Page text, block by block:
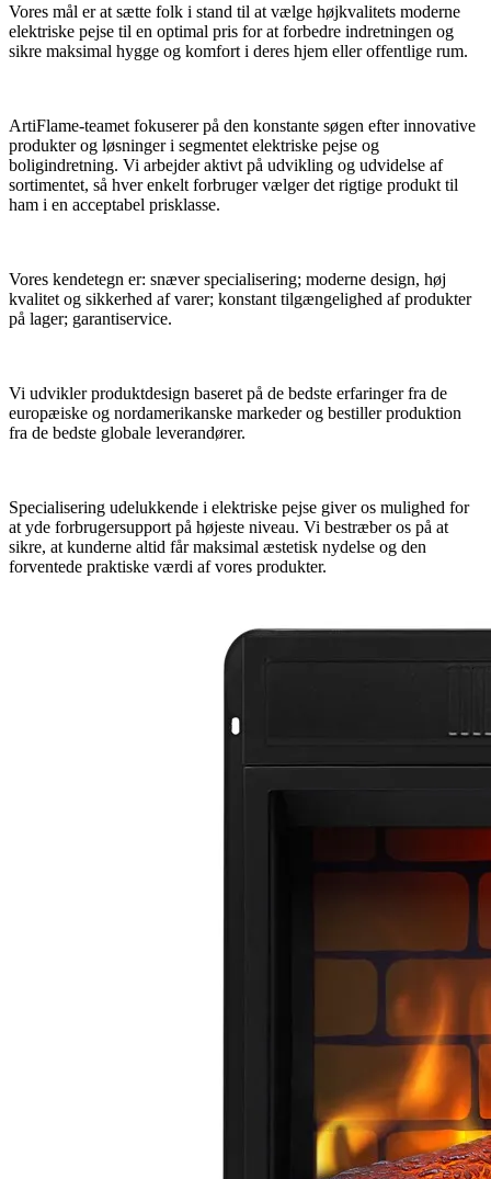
Vores mål er at sætte folk i stand til at vælge højkvalitets moderne
elektriske pejse til en optimal pris for at forbedre indretningen og
sikre maksimal hygge og komfort i deres hjem eller offentlige rum.
ArtiFlame-teamet fokuserer på den konstante søgen efter innovative
produkter og løsninger i segmentet elektriske pejse og
boligindretning. Vi arbejder aktivt på udvikling og udvidelse af
sortimentet, så hver enkelt forbruger vælger det rigtige produkt til
ham i en acceptabel prisklasse.
Vores kendetegn er: snæver specialisering; moderne design, høj
kvalitet og sikkerhed af varer; konstant tilgængelighed af produkter
på lager; garantiservice.
Vi udvikler produktdesign baseret på de bedste erfaringer fra de
europæiske og nordamerikanske markeder og bestiller produktion
fra de bedste globale leverandører.
Specialisering udelukkende i elektriske pejse giver os mulighed for
at yde forbrugersupport på højeste niveau. Vi bestræber os på at
sikre, at kunderne altid får maksimal æstetisk nydelse og den
forventede praktiske værdi af vores produkter.